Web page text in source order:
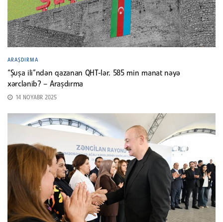
ARAŞDIRMA
“Şuşa ili”ndən qazanan QHT-lər. 585 min manat nəyə
xərclənib? – Araşdırma
14 NOYABR 2025